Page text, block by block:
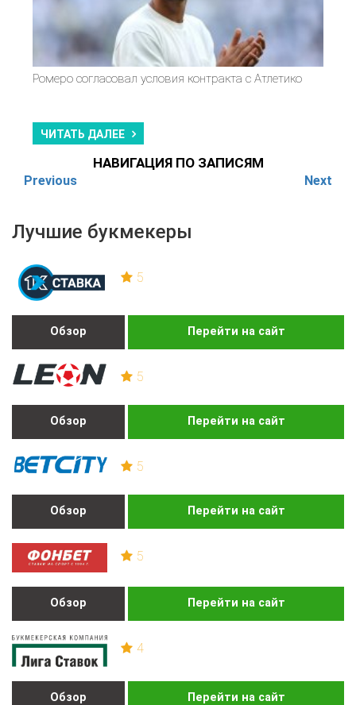
Лучшие букмекеры
5
Обзор Перейти на сайт
5
Обзор Перейти на сайт
5
Обзор Перейти на сайт
5
Обзор Перейти на сайт
4
Обзор Перейти на сайт
Ромеро согласовал условия контракта с Атлетико
ЧИТАТЬ ДАЛЕЕ
НАВИГАЦИЯ ПО ЗАПИСЯМ
Previous Next